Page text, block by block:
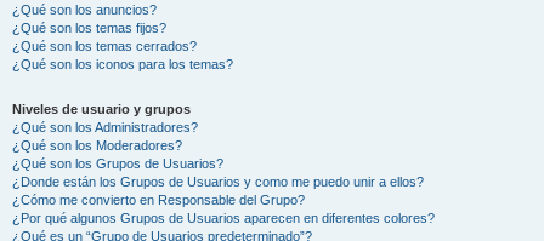
¿Qué son los anuncios?
¿Qué son los temas fijos?
¿Qué son los temas cerrados?
¿Qué son los iconos para los temas?
Niveles de usuario y grupos
¿Qué son los Administradores?
¿Qué son los Moderadores?
¿Qué son los Grupos de Usuarios?
¿Donde están los Grupos de Usuarios y como me puedo unir a ellos?
¿Cómo me convierto en Responsable del Grupo?
¿Por qué algunos Grupos de Usuarios aparecen en diferentes colores?
¿Qué es un “Grupo de Usuarios predeterminado”?